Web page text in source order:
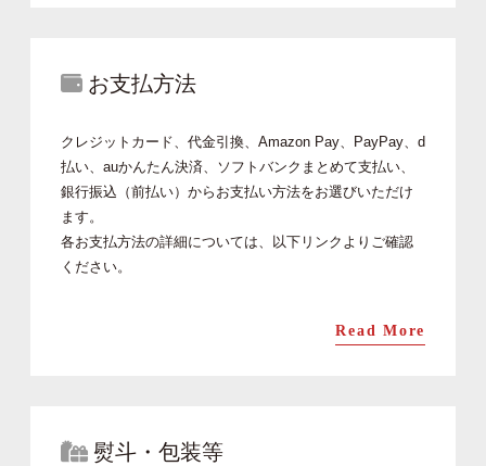
お支払方法
クレジットカード、代金引換、Amazon Pay、PayPay、d
払い、auかんたん決済、ソフトバンクまとめて支払い、
銀行振込（前払い）からお支払い方法をお選びいただけ
ます。
各お支払方法の詳細については、以下リンクよりご確認
ください。
Read More
熨斗・包装等